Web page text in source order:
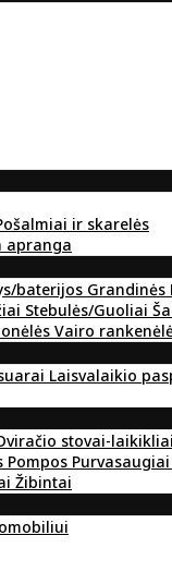
ir skarelės
apranga
baterijos Grandinės
Stebulės/Guoliai
Vairo
Laisvalaikio
stovai-laikikliai
Pompos Purvasaugiai
Žibintai